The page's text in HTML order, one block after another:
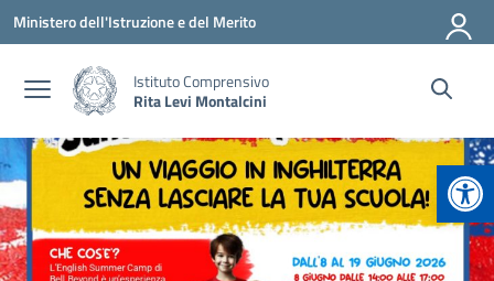
Vai ai contenuti
Vai al menu di navigazione
Vai al footer
Ministero dell'Istruzione e del Merito
Istituto Comprensivo
Rita Levi Montalcini